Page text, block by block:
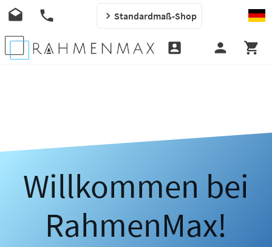
Standardmaß-Shop
Willkommen bei
RahmenMax!